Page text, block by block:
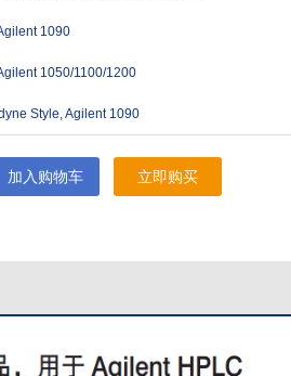
1090
1050/1100/1200
Style, Agilent 1090
加入购物车 立即购买